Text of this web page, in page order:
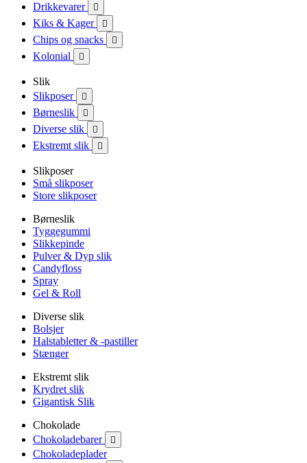
Drikkevarer 
Kiks & Kager 
Chips og snacks 
Kolonial 
Slik
Slikposer

Børneslik 
Diverse slik 
Ekstremt slik 
Slikposer
Små slikposer
Store slikposer
Børneslik
Tyggegummi
Slikkepinde
Pulver & Dyp slik
Candyfloss
Spray
Gel & Roll
Diverse slik
Bolsjer
Halstabletter & -pastiller
Stænger
Ekstremt slik
Krydret slik
Gigantisk Slik
Chokolade
Chokoladebarer

Chokoladeplader